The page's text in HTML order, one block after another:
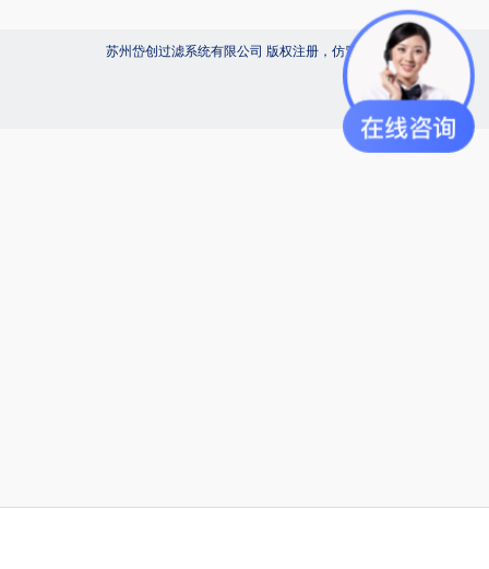
苏州岱创过滤系统有限公司 版权注册，仿冒必究